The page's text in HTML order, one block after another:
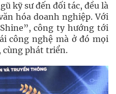
kỹ sư đến đối tác, đều là
hóa doanh nghiệp. Với
công ty hướng tới
công nghệ mà ở đó mọi
cùng phát triển.